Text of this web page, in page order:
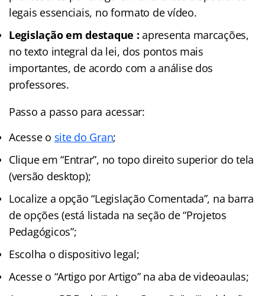
legais essenciais, no formato de vídeo.
Legislação em destaque :apresenta marcações,
no texto integral da lei, dos pontos mais
importantes, de acordo com a análise dos
professores.
Passo a passo para acessar:
Acesse o site do Gran;
Clique em “Entrar”, no topo direito superior do tela
(versão desktop);
Localize a opção “Legislação Comentada”, na barra
de opções (está listada na seção de “Projetos
Pedagógicos”;
Escolha o dispositivo legal;
Acesse o “Artigo por Artigo” na aba de videoaulas;